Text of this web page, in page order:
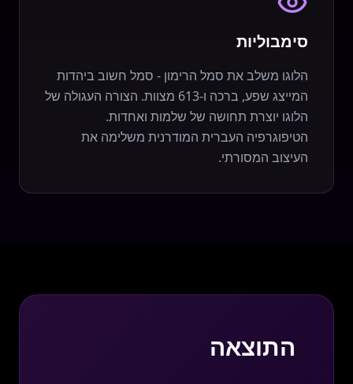
סימבוליות
הלוגו משלב את סמל הרימון - סמל חשוב ביהדות
המייצג שפע, ברכה ו-613 מצוות. הצורה העגולה של
הלוגו יוצרת תחושה של שלמות ואחדות.
הטיפוגרפיה העברית המודרנית משלימה את
העיצוב המסורתי.
התוצאה